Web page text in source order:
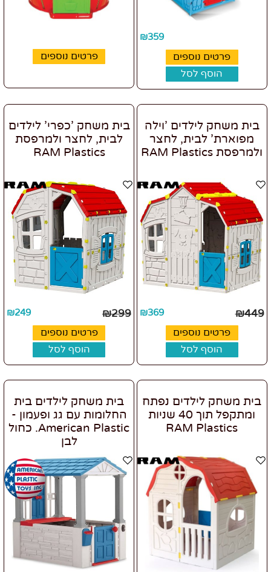
₪359
פרטים נוספים
הוסף לסל
פרטים נוספים
בית משחק לילדים 'וילה
מפוארת' לבית, לחצר
ולמרפסת RAM Plastics
₪449
₪369
פרטים נוספים
הוסף לסל
בית משחק 'כפרי' לילדים
לבית, לחצר ולמרפסת
RAM Plastics
₪299
₪249
פרטים נוספים
הוסף לסל
בית משחק לילדים נפתח
ומתקפל תוך 40 שניות
RAM Plastics
בית משחק לילדים בית
החלומות עם גג ופעמון -
American Plastic. כחול
לבן